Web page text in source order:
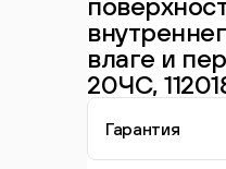
влаге и
20ЧС,
Гарантия